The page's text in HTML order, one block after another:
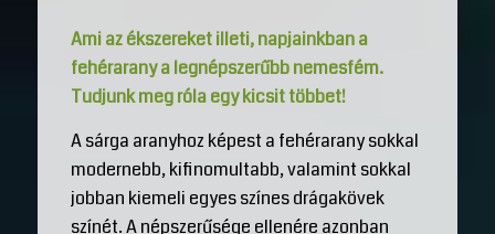
Ami az ékszereket illeti, napjainkban a
fehérarany a legnépszerűbb nemesfém.
Tudjunk meg róla egy kicsit többet!
A sárga aranyhoz képest a fehérarany sokkal
modernebb, kifinomultabb, valamint sokkal
jobban kiemeli egyes színes drágakövek
színét. A népszerűsége ellenére azonban